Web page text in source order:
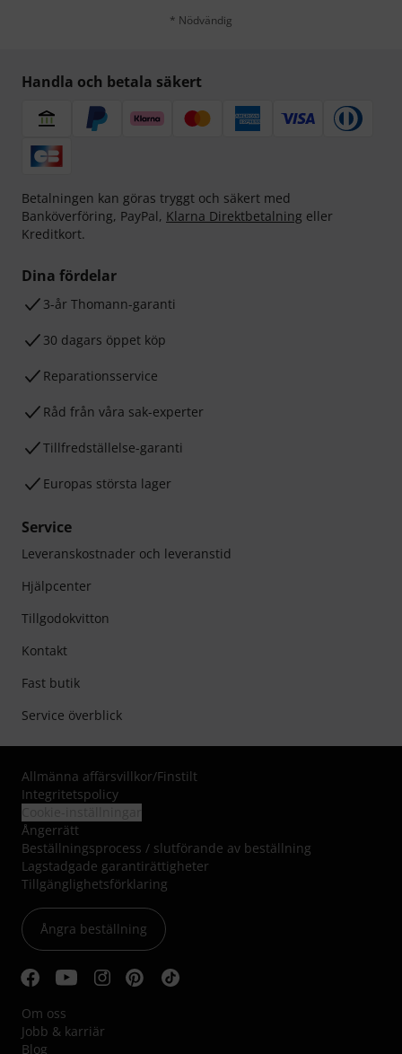
* Nödvändig
Handla och betala säkert
Betalningen kan göras tryggt och säkert med
Banköverföring, PayPal, Klarna Direktbetalning eller
Kreditkort.
Dina fördelar
3-år Thomann-garanti
30 dagars öppet köp
Reparationsservice
Råd från våra sak-experter
Tillfredställelse-garanti
Europas största lager
Service
Leveranskostnader och leveranstid
Hjälpcenter
Tillgodokvitton
Kontakt
Fast butik
Service överblick
Allmänna affärsvillkor/Finstilt
Integritetspolicy
Ångerrätt
Beställningsprocess / slutförande av beställning
Lagstadgade garantirättigheter
Tillgänglighetsförklaring
Ångra beställning
Om oss
Jobb & karriär
Blog